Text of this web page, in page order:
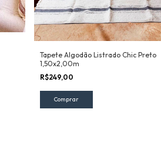
Tapete Algodão Listrado Chic Preto
1,50x2,00m
R$249,00